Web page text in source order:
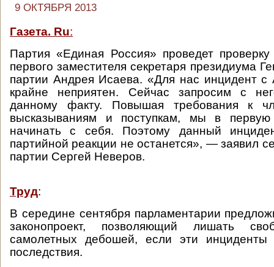
9 ОКТЯБРЯ 2013
Газета. Ru:
Партия «Единая Россия» проведет
первого заместителя секретаря президиума
партии Андрея Исаева. «Для нас инцидент
крайне неприятен. Сейчас запросим с
данному факту. Повышая требования к
высказываниям и поступкам, мы в
начинать с себя. Поэтому данный
партийной реакции не останется», — заявил
партии Сергей Неверов.
Труд:
В середине сентября парламентарии
законопроект, позволяющий лишать
самолетных дебошей, если эти инциденты
последствия.